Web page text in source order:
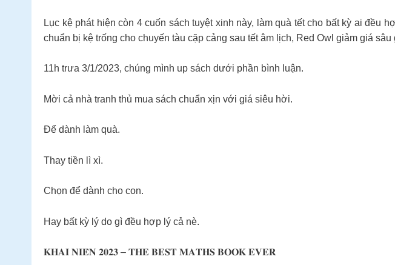
Lục kệ phát hiện còn 4 cuốn sách tuyệt xinh này, làm quà tết cho bất kỳ ai đều
chuẩn bị kệ trống cho chuyến tàu cặp cảng sau tết âm lịch, Red Owl giảm giá sâu
11h trưa 3/1/2023, chúng mình up sách dưới phần bình luận.
Mời cả nhà tranh thủ mua sách chuẩn xịn với giá siêu hời.
Để dành làm quà.
Thay tiền lì xì.
Chọn để dành cho con.
Hay bất kỳ lý do gì đều hợp lý cả nè.
𝐊𝐇𝐀𝐈 𝐍𝐈𝐄̂𝐍 𝟐𝟎𝟐𝟑 – 𝐓𝐇𝐄 𝐁𝐄𝐒𝐓 𝐌𝐀𝐓𝐇𝐒 𝐁𝐎𝐎𝐊 𝐄𝐕𝐄𝐑